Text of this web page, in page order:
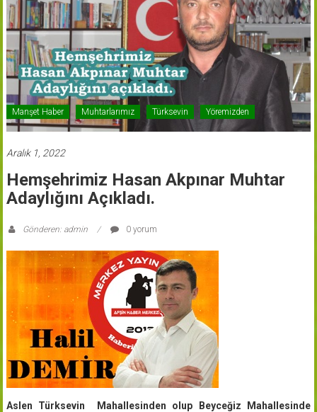
Manşet Haber Muhtarlarımız Türksevin Yöremizden
Aralık 1, 2022
Hemşehrimiz Hasan Akpınar Muhtar
Adaylığını Açıkladı.
Gönderen: admin 0 yorum
Aslen Türksevin Mahallesinden olup Beyceğiz Mahallesinde